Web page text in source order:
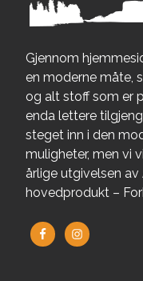
Gjennom
en moderne måte,
og alt stoff som er
enda lettere
steget inn i den
muligheter, men vi
årlige utgivelsen
hovedprodukt –